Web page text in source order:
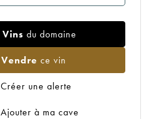
Vins du domaine
Vendre ce vin
Créer une alerte
Ajouter à ma cave